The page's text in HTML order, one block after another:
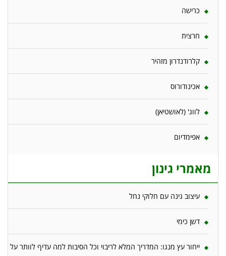
כרישה
חרצית
קלרודנדרון מזהיר
אכינודורוס
לווג' (לאושטיאן)
אפימדיום
מאמרי גינון
עיצוב גינה עם חלוקי נחל
דשן כימי
ייחור עץ מנגו: המדריך המלא לריבוי וכל הסיבות למה עדיף לוותר על